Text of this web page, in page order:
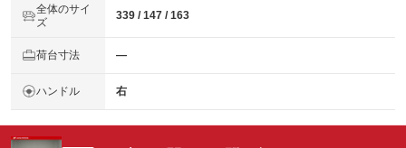
全体のサイ
ズ
339 / 147 / 163
荷台寸法 ―
ハンドル 右